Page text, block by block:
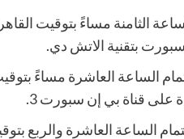
الثامنة مساءً بتوقيت
بتقنية الاتش دي.
الساعة العاشرة مساءً
على قناة بي إن سبورت 3.
الساعة العاشرة والربع